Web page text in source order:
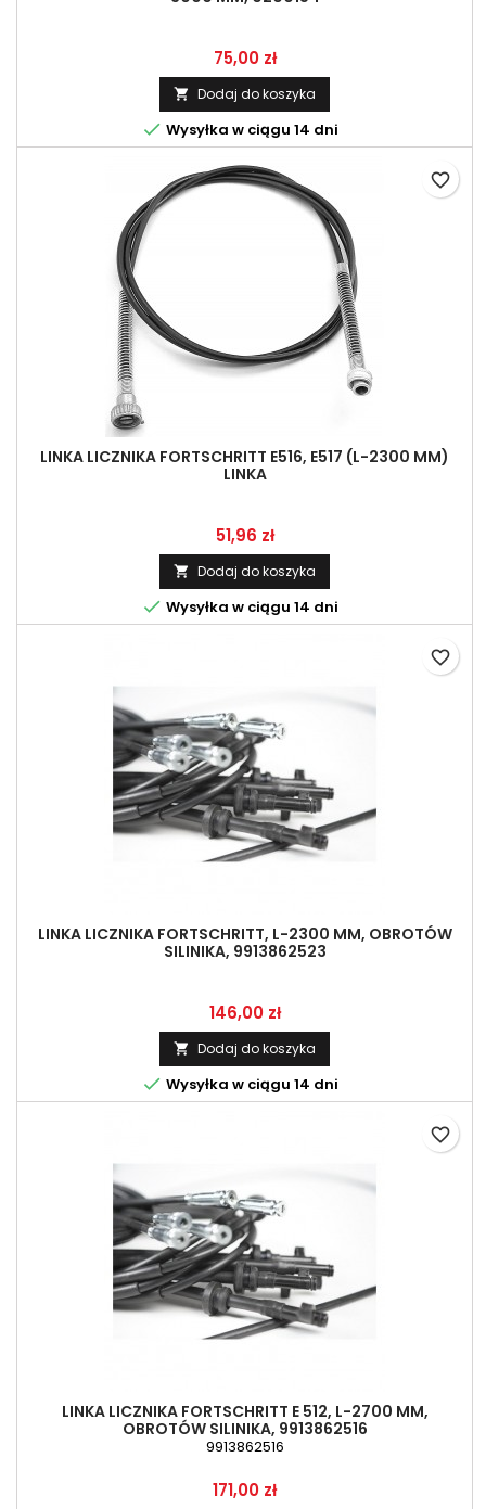
Cena
75,00 zł
 Dodaj do koszyka
 Wysyłka w ciągu 14 dni
LINKA LICZNIKA FORTSCHRITT E516, E517 (L-2300 MM)
LINKA
Cena
51,96 zł
 Dodaj do koszyka
 Wysyłka w ciągu 14 dni
favorite_border
LINKA LICZNIKA FORTSCHRITT, L-2300 MM, OBROTÓW
SILINIKA, 9913862523
Cena
146,00 zł
 Dodaj do koszyka
 Wysyłka w ciągu 14 dni
favorite_border
LINKA LICZNIKA FORTSCHRITT E 512, L-2700 MM,
OBROTÓW SILINIKA, 9913862516
9913862516
Cena
171,00 zł
favorite_border